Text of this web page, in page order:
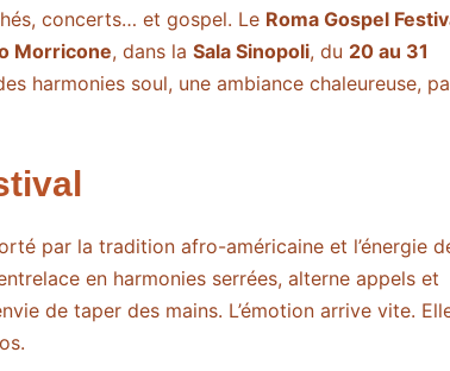
concerts… et gospel. Le Roma Gospel
Morricone, dans la Sala Sinopoli, du 20 au 31
harmonies soul, une ambiance chaleureuse,
par la tradition afro-américaine et l’énergie
en harmonies serrées, alterne appels et
de taper des mains. L’émotion arrive vite.